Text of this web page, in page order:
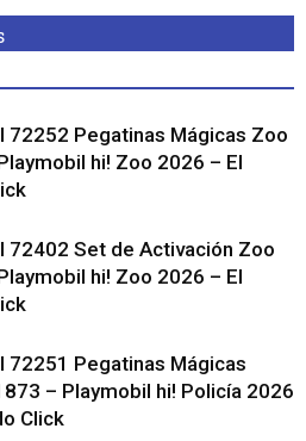
72252 Pegatinas Mágicas Zoo
hi! Zoo 2026 – El
72402 Set de Activación Zoo
hi! Zoo 2026 – El
72251 Pegatinas Mágicas
– Playmobil hi! Policía 2026
Click